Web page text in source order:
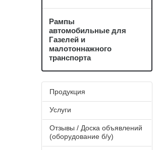
Рампы
автомобильные для
Газелей и
малотоннажного
транспорта
Продукция
Услуги
Отзывы / Доска объявлений
(оборудование б/у)